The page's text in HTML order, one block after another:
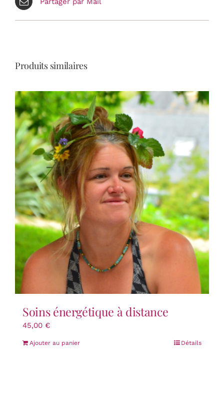
Produits similaires
Soins énergétique à distance
45,00 €
Ajouter au panier Détails